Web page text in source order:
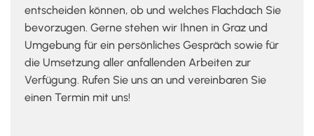
entscheiden können, ob und welches Flachdach Sie
bevorzugen. Gerne stehen wir Ihnen in Graz und
Umgebung für ein persönliches Gespräch sowie für
die Umsetzung aller anfallenden Arbeiten zur
Verfügung. Rufen Sie uns an und vereinbaren Sie
einen Termin mit uns!